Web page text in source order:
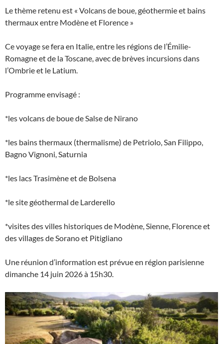
Le thème retenu est « Volcans de boue, géothermie et bains
thermaux entre Modène et Florence »
Ce voyage se fera en Italie, entre les régions de l’Émilie-
Romagne et de la Toscane, avec de brèves incursions dans
l’Ombrie et le Latium.
Programme envisagé :
*les volcans de boue de Salse de Nirano
*les bains thermaux (thermalisme) de Petriolo, San Filippo,
Bagno Vignoni, Saturnia
*les lacs Trasimène et de Bolsena
*le site géothermal de Larderello
*visites des villes historiques de Modène, Sienne, Florence et
des villages de Sorano et Pitigliano
Une réunion d’information est prévue en région parisienne
dimanche 14 juin 2026 à 15h30.